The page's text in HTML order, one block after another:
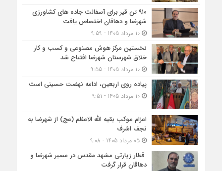
۹۱۰ تن قیر برای آسفالت جاده های کشاورزی
شهرضا و دهاقان اختصاص یافت
10 مرداد 1405 - 9:59
نخستین مرکز هوش مصنوعی و کسب‌ و کار
خلاق شهرستان شهرضا افتتاح شد
10 مرداد 1405 - 9:55
پیاده روی اربعین، ادامه نهضت حسینی است
10 مرداد 1405 - 9:51
اعزام موکب بقیه الله الاعظم (عج) از شهرضا به
نجف اشرف
05 مرداد 1405 - 9:08
قطار زیارتی مشهد مقدس در مسیر شهرضا و
دهاقان قرار گرفت